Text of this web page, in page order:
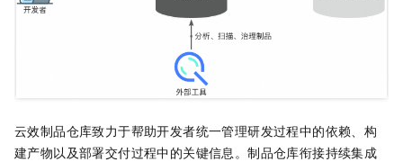
云效制品仓库致力于帮助开发者统一管理研发过程中的依赖、构
建产物以及部署交付过程中的关键信息。制品仓库衔接持续集成